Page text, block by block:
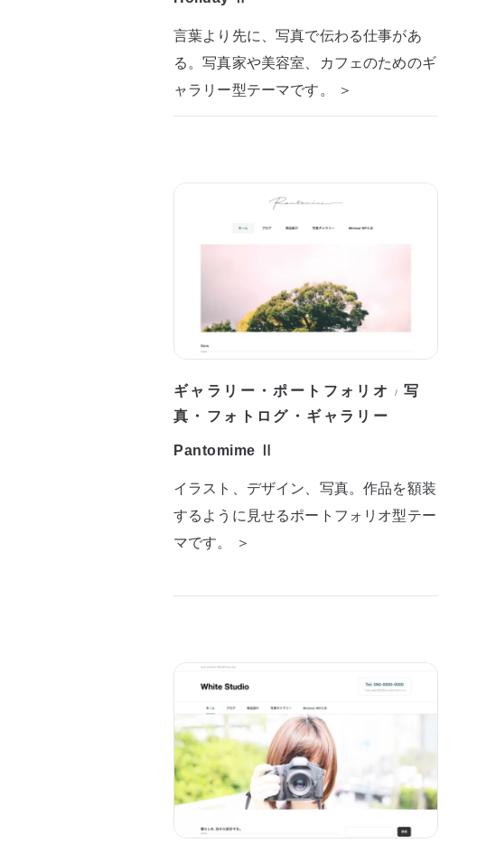
言葉より先に、写真で伝わる仕事があ
る。写真家や美容室、カフェのためのギ
ャラリー型テーマです。 ＞
ギャラリー・ポートフォリオ /写
真・フォトログ・ギャラリー
Pantomime Ⅱ
イラスト、デザイン、写真。作品を額装
するように見せるポートフォリオ型テー
マです。 ＞